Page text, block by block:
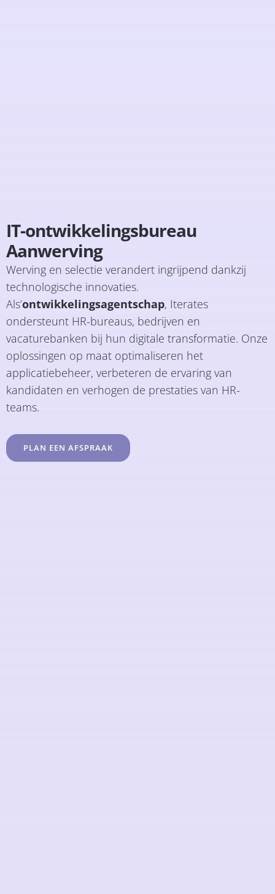
IT-ontwikkelingsbureau
Aanwerving
Werving en selectie verandert ingrijpend dankzij
technologische innovaties.
Als’ontwikkelingsagentschap, Iterates
ondersteunt HR-bureaus, bedrijven en
vacaturebanken bij hun digitale transformatie. Onze
oplossingen op maat optimaliseren het
applicatiebeheer, verbeteren de ervaring van
kandidaten en verhogen de prestaties van HR-
teams.
PLAN EEN AFSPRAAK